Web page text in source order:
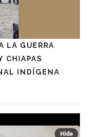
LA GUERRA
CHIAPAS
INDÍGENA